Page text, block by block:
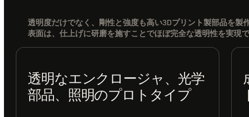
透明度だけでなく、剛性と強度も高い3Dプリント製部品を製
表面は、仕上げに研磨を施すことでほぼ完全な透明性を実現で
透明なエンクロージャ、光学
部品、照明のプロトタイプ